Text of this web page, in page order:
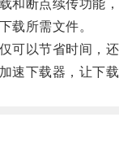
断点续传功能
所需文件。
以节省时间，还
下载器，让下载